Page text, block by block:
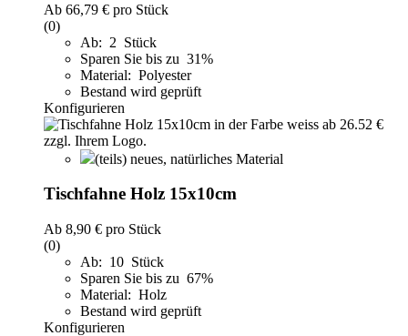
Ab 66,79 € pro Stück
(0)
Ab: 2 Stück
Sparen Sie bis zu 31%
Material: Polyester
Bestand wird geprüft
Konfigurieren
(teils) neues, natürliches Material
Tischfahne Holz 15x10cm
Ab 8,90 € pro Stück
(0)
Ab: 10 Stück
Sparen Sie bis zu 67%
Material: Holz
Bestand wird geprüft
Konfigurieren